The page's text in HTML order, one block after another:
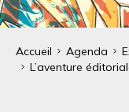
Fil
d'Ariane
Accueil Agenda
L’aventure